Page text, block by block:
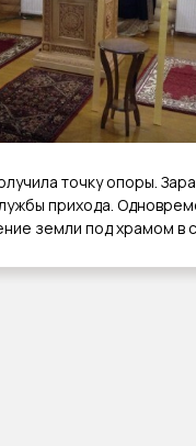
точку опоры.
прихода.
земли под храмом в